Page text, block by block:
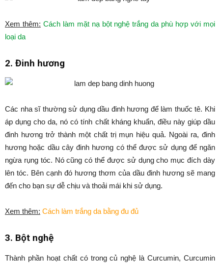
Xem thêm: Cách làm mặt nạ bột nghệ trắng da phù hợp với mọi
loại da
2. Đinh hương
Các nha sĩ thường sử dụng dầu đinh hương để làm thuốc tê. Khi
áp dụng cho da, nó có tính chất kháng khuẩn, điều này giúp dầu
đinh hương trở thành một chất trị mụn hiệu quả. Ngoài ra, đinh
hương hoặc dầu cây đinh hương có thể được sử dụng để ngăn
ngừa rụng tóc. Nó cũng có thể được sử dụng cho mục đích dày
lên tóc. Bên cạnh đó hương thơm của dầu đinh hương sẽ mang
đến cho bạn sự dễ chịu và thoải mái khi sử dụng.
Xem thêm: Cách làm trắng da bằng đu đủ
3. Bột nghệ
Thành phần hoạt chất có trong củ nghệ là Curcumin, Curcumin